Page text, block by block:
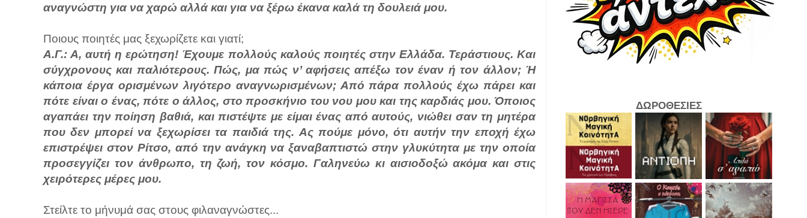
αναγνώστη για να χαρώ αλλά και για να ξέρω έκανα καλά τη δουλειά μου.
Ποιους ποιητές μας ξεχωρίζετε και γιατί;
Α.Γ.: Α, αυτή η ερώτηση! Έχουμε πολλούς καλούς ποιητές στην Ελλάδα. Τεράστιους. Και
σύγχρονους και παλιότερους. Πώς, μα πώς ν’ αφήσεις απέξω τον έναν ή τον άλλον; Ή
κάποια έργα ορισμένων λιγότερο αναγνωρισμένων; Από πάρα πολλούς έχω πάρει και
πότε είναι ο ένας, πότε ο άλλος, στο προσκήνιο του νου μου και της καρδιάς μου. Όποιος
αγαπάει την ποίηση βαθιά, και πιστέψτε με είμαι ένας από αυτούς, νιώθει σαν τη μητέρα
που δεν μπορεί να ξεχωρίσει τα παιδιά της. Ας πούμε μόνο, ότι αυτήν την εποχή έχω
επιστρέψει στον Ρίτσο, από την ανάγκη να ξαναβαπτιστώ στην γλυκύτητα με την οποία
προσεγγίζει τον άνθρωπο, τη ζωή, τον κόσμο. Γαληνεύω κι αισιοδοξώ ακόμα και στις
χειρότερες μέρες μου.
Στείλτε το μήνυμά σας στους φιλαναγνώστες...
ΔΩΡΟΘΕΣΙΕΣ